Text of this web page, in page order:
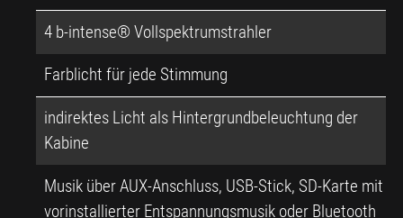
4 b-intense® Vollspektrumstrahler
Farblicht für jede Stimmung
indirektes Licht als Hintergrundbeleuchtung der
Kabine
Musik über AUX-Anschluss, USB-Stick, SD-Karte mit
vorinstallierter Entspannungsmusik oder Bluetooth